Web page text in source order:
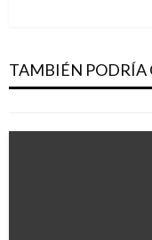
TAMBIÉN PODRÍA
servicio
Ariel Cabrera viernes